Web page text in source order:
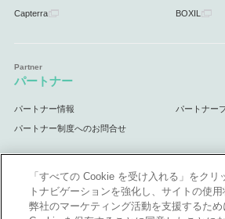
Capterra BOXIL
パートナー
パートナー情報 パートナー
パートナー制度へのお問合せ
サポート
「すべての Cookie を受け入れる」をクリ
トナビゲーションを強化し、サイトの使用
弊社のマーケティング活動を支援するた